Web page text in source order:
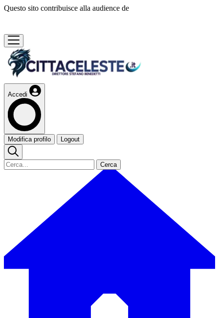
Questo sito contribuisce alla audience de
Accedi
Modifica profilo Logout
Cerca